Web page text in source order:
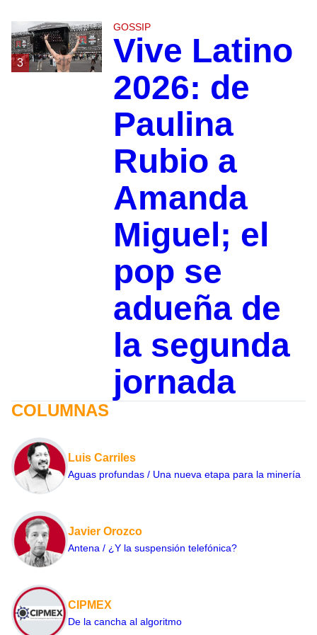
3
GOSSIP
Vive Latino
2026: de
Paulina
Rubio a
Amanda
Miguel; el
pop se
adueña de
la segunda
jornada
COLUMNAS
Luis Carriles
Aguas profundas / Una nueva etapa para la minería
Javier Orozco
Antena / ¿Y la suspensión telefónica?
CIPMEX
De la cancha al algoritmo